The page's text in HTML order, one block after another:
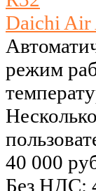
Daichi Air
режим
40 000
Без НДС: